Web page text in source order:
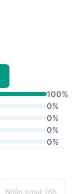
100%
0%
0%
0%
0%